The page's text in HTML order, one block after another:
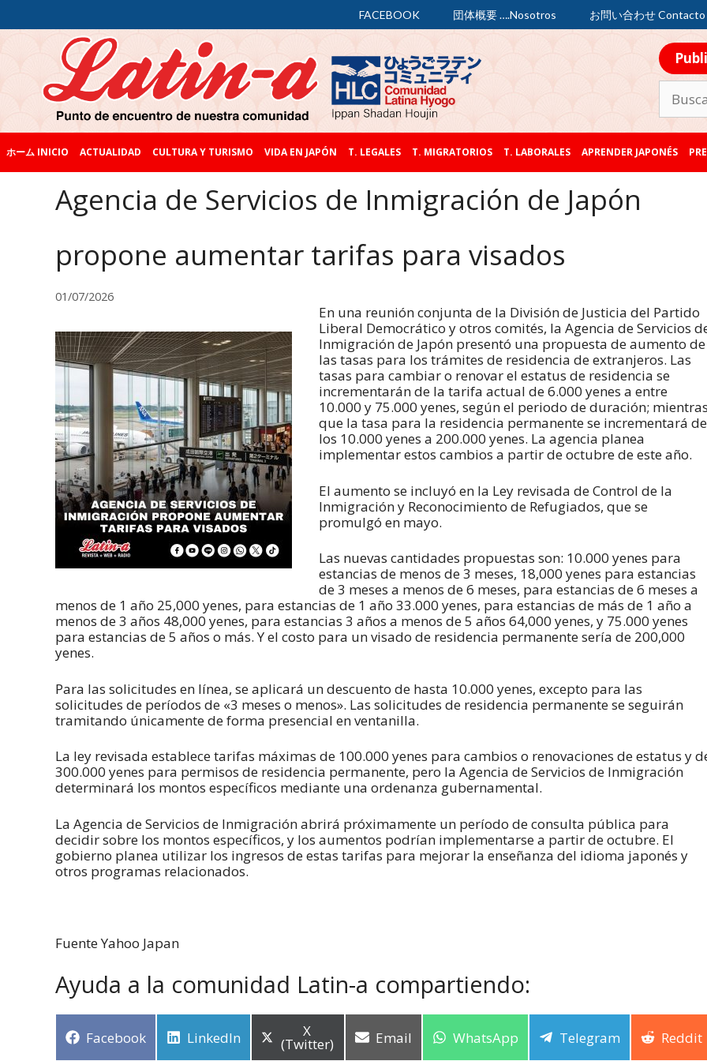
FACEBOOK 団体概要 ….Nosotros お問い合わせ Contacto
ホーム INICIO ACTUALIDAD CULTURA Y TURISMO VIDA EN JAPÓN T. LEGALES T. MIGRATORIOS T. LABORALES APRENDER JAPONÉS
Agencia de Servicios de Inmigración de Japón
propone aumentar tarifas para visados
01/07/2026
En una reunión conjunta de la División de Justicia del Partido
Liberal Democrático y otros comités, la Agencia de Servicios
Inmigración de Japón presentó una propuesta de aumento de
las tasas para los trámites de residencia de extranjeros. Las
tasas para cambiar o renovar el estatus de residencia se
incrementarán de la tarifa actual de 6.000 yenes a entre
10.000 y 75.000 yenes, según el periodo de duración;
que la tasa para la residencia permanente se incrementará de
los 10.000 yenes a 200.000 yenes. La agencia planea
implementar estos cambios a partir de octubre de este año.
El aumento se incluyó en la Ley revisada de Control de la
Inmigración y Reconocimiento de Refugiados, que se
promulgó en mayo.
Las nuevas cantidades propuestas son: 10.000 yenes para
estancias de menos de 3 meses, 18,000 yenes para estancias
de 3 meses a menos de 6 meses, para estancias de 6 meses a
menos de 1 año 25,000 yenes, para estancias de 1 año 33.000 yenes, para estancias de más de 1 año a
menos de 3 años 48,000 yenes, para estancias 3 años a menos de 5 años 64,000 yenes, y 75.000 yenes
para estancias de 5 años o más. Y el costo para un visado de residencia permanente sería de 200,000
yenes.
Para las solicitudes en línea, se aplicará un descuento de hasta 10.000 yenes, excepto para las
solicitudes de períodos de «3 meses o menos». Las solicitudes de residencia permanente se seguirán
tramitando únicamente de forma presencial en ventanilla.
La ley revisada establece tarifas máximas de 100.000 yenes para cambios o renovaciones de estatus y
300.000 yenes para permisos de residencia permanente, pero la Agencia de Servicios de Inmigración
determinará los montos específicos mediante una ordenanza gubernamental.
La Agencia de Servicios de Inmigración abrirá próximamente un período de consulta pública para
decidir sobre los montos específicos, y los aumentos podrían implementarse a partir de octubre. El
gobierno planea utilizar los ingresos de estas tarifas para mejorar la enseñanza del idioma japonés y
otros programas relacionados.
Fuente Yahoo Japan
Ayuda a la comunidad Latin-a compartiendo:
Facebook LinkedIn X
(Twitter) Email WhatsApp Telegram Reddit